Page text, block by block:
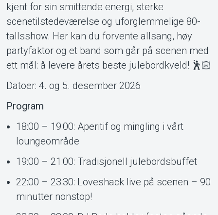
kjent for sin smittende energi, sterke
scenetilstedeværelse og uforglemmelige 80-
tallsshow. Her kan du forvente allsang, høy
partyfaktor og et band som går på scenen med
ett mål: å levere årets beste julebordkveld! 🕺🏻
Datoer: 4. og 5. desember 2026
Program
18:00 – 19:00: Aperitif og mingling i vårt
loungeområde
19:00 – 21:00: Tradisjonell julebordsbuffet
22:00 – 23:30: Loveshack live på scenen – 90
minutter nonstop!